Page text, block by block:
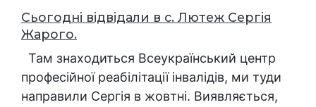
Сьогодні відвідали в с. Лютеж Сергія
Жарого.
Там знаходиться Всеукраїнський центр
професійної реабілітації інвалідів, ми туди
направили Сергія в жовтні. Виявляється,